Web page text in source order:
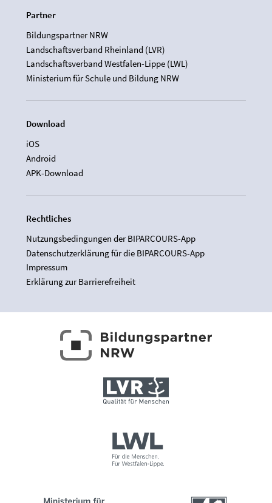
Partner
Bildungspartner NRW
Landschaftsverband Rheinland (LVR)
Landschaftsverband Westfalen-Lippe (LWL)
Ministerium für Schule und Bildung NRW
Download
iOS
Android
APK-Download
Rechtliches
Nutzungsbedingungen der BIPARCOURS-App
Datenschutzerklärung für die BIPARCOURS-App
Impressum
Erklärung zur Barrierefreiheit